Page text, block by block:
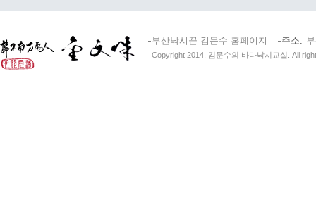
부산낚시꾼 김문수 홈페이지 주소
Copyright 2014. 김문수의 바다낚시교실. All